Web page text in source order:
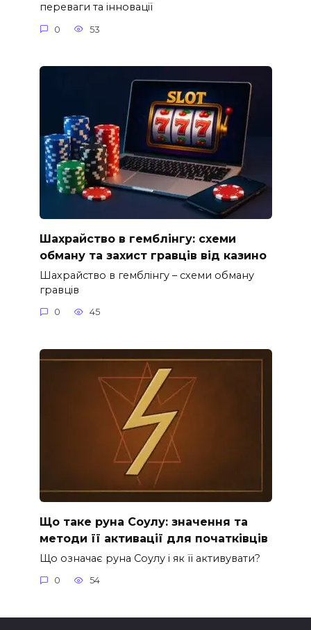
переваги та інновації
0 53
Шахрайство в гемблінгу: схеми
обману та захист гравців від казино
Шахрайство в гемблінгу – схеми обману
гравців
0 45
Що таке руна Соулу: значення та
методи її активації для початківців
Що означає руна Соулу і як її активувати?
0 54